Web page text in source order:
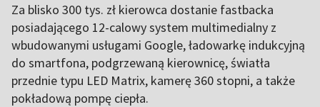
Za blisko 300 tys. zł kierowca dostanie fastbacka
posiadającego 12-calowy system multimedialny z
wbudowanymi usługami Google, ładowarkę indukcyjną
do smartfona, podgrzewaną kierownicę, światła
przednie typu LED Matrix, kamerę 360 stopni, a także
pokładową pompę ciepła.